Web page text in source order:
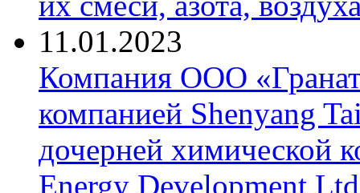
11.01.2023
Компания ООО
компанией Shenyang
дочерней химической
Energy Development